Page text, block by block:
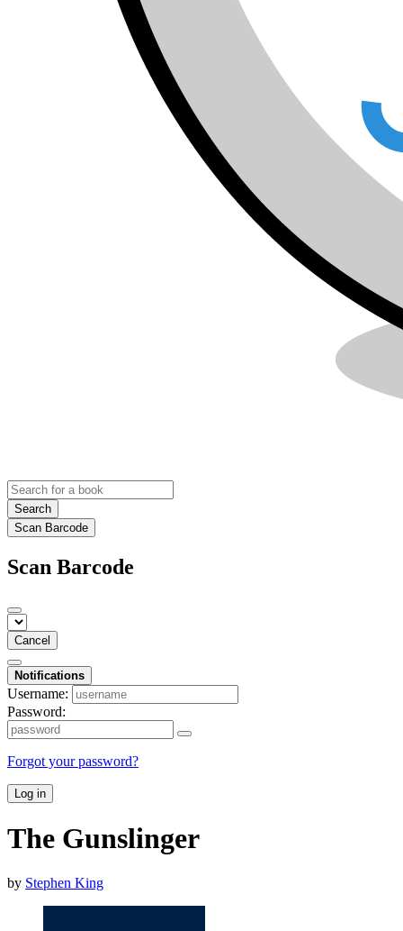
Search
Scan Barcode
Scan Barcode
Cancel
Notifications
Username:
Password:
Forgot your password?
Log in
The Gunslinger
by Stephen King